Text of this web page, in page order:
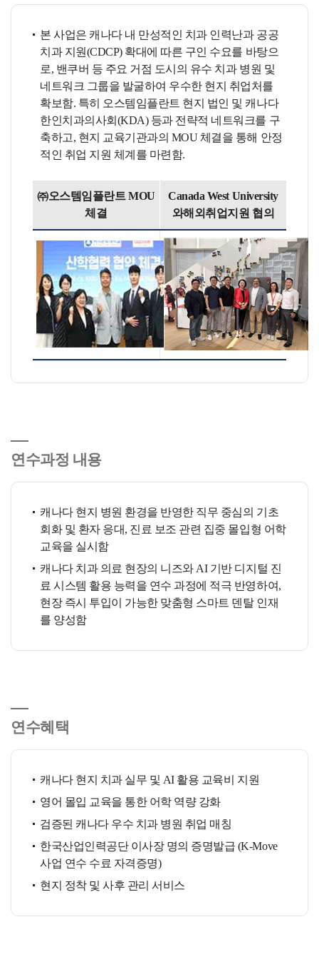
본 사업은 캐나다 내 만성적인 치과 인력난과 공공
치과 지원(CDCP) 확대에 따른 구인 수요를 바탕으
로, 밴쿠버 등 주요 거점 도시의 유수 치과 병원 및
네트워크 그룹을 발굴하여 우수한 현지 취업처를
확보함. 특히 오스템임플란트 현지 법인 및 캐나다
한인치과의사회(KDA) 등과 전략적 네트워크를 구
축하고, 현지 교육기관과의 MOU 체결을 통해 안정
적인 취업 지원 체계를 마련함.
㈜오스템임플란트 MOU
체결
Canada West University
와해외취업지원 협의
연수과정 내용
캐나다 현지 병원 환경을 반영한 직무 중심의 기초
회화 및 환자 응대, 진료 보조 관련 집중 몰입형 어학
교육을 실시함
캐나다 치과 의료 현장의 니즈와 AI 기반 디지털 진
료 시스템 활용 능력을 연수 과정에 적극 반영하여,
현장 즉시 투입이 가능한 맞춤형 스마트 덴탈 인재
를 양성함
연수혜택
캐나다 현지 치과 실무 및 AI 활용 교육비 지원
영어 몰입 교육을 통한 어학 역량 강화
검증된 캐나다 우수 치과 병원 취업 매칭
한국산업인력공단 이사장 명의 증명발급 (K-Move
사업 연수 수료 자격증명)
현지 정착 및 사후 관리 서비스